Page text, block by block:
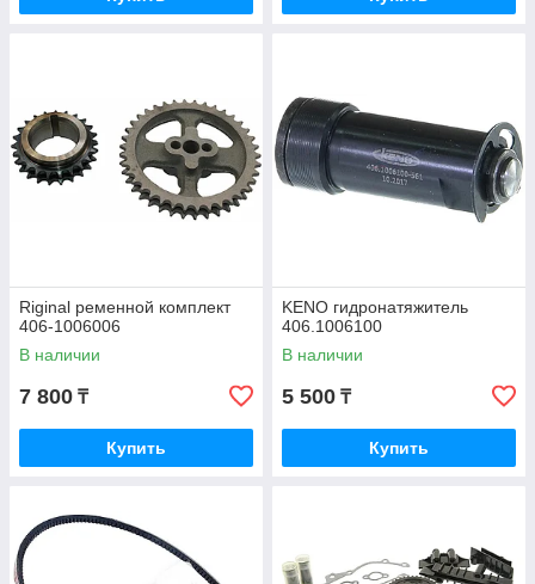
Riginal ременной комплект
406-1006006
В наличии
7 800 ₸
Купить
KENO гидронатяжитель
406.1006100
В наличии
5 500 ₸
Купить